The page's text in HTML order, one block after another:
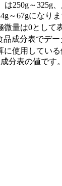
250g～325g
～67gになりま
量は0として
成分表でデー
使用してい
分表の値です。